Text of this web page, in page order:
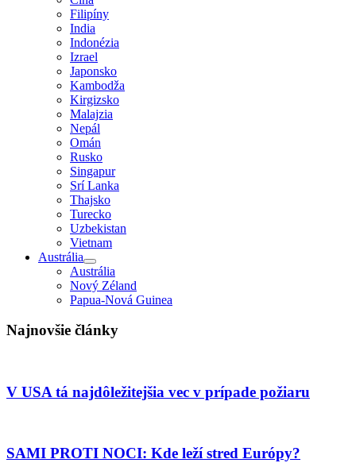
Filipíny
India
Indonézia
Izrael
Japonsko
Kambodža
Kirgizsko
Malajzia
Nepál
Omán
Rusko
Singapur
Srí Lanka
Thajsko
Turecko
Uzbekistan
Vietnam
Austrália
Austrália
Nový Zéland
Papua-Nová Guinea
Najnovšie články
V USA tá najdôležitejšia vec v prípade požiaru
SAMI PROTI NOCI: Kde leží stred Európy?